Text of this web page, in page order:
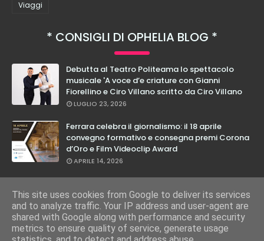
Viaggi
CONSIGLI DI OPHELIA BLOG
Debutta al Teatro Politeama lo spettacolo
musicale 'A voce d’e criature con Gianni
Fiorellino e Ciro Villano scritto da Ciro Villano
LUGLIO 23, 2026
Ferrara celebra il giornalismo: il 18 aprile
convegno formativo e consegna premi Corona
d’Oro e Film Videoclip Award
APRILE 14, 2026
con il suo nuovo spettacolo "E Loro Lo Sanno"
FEBBRAIO 17, 2026
This site uses cookies from Google to deliver its services
and to analyze traffic. Your IP address and user-agent are
shared with Google along with performance and security
metrics to ensure quality of service, generate usage